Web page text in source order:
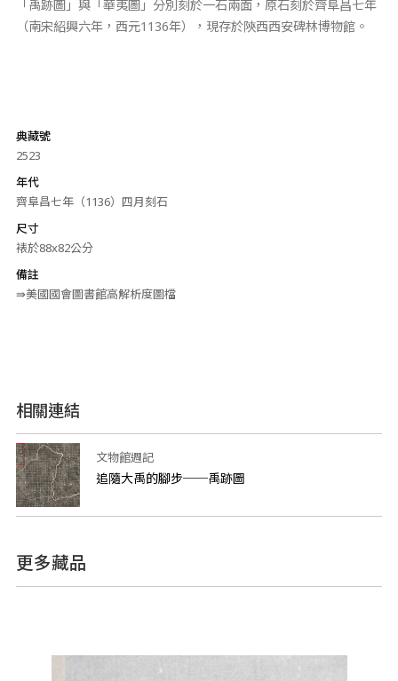
「禹跡圖」與「華夷圖」分別刻於一石兩面，原石刻於齊阜昌七年
（南宋紹興六年，西元1136年），現存於陝西西安碑林博物館。
典藏號
2523
年代
齊阜昌七年（1136）四月刻石
尺寸
裱於88x82公分
備註
⇛美國國會圖書館高解析度圖檔
相關連結
文物館週記
追隨大禹的腳步──禹跡圖
更多藏品